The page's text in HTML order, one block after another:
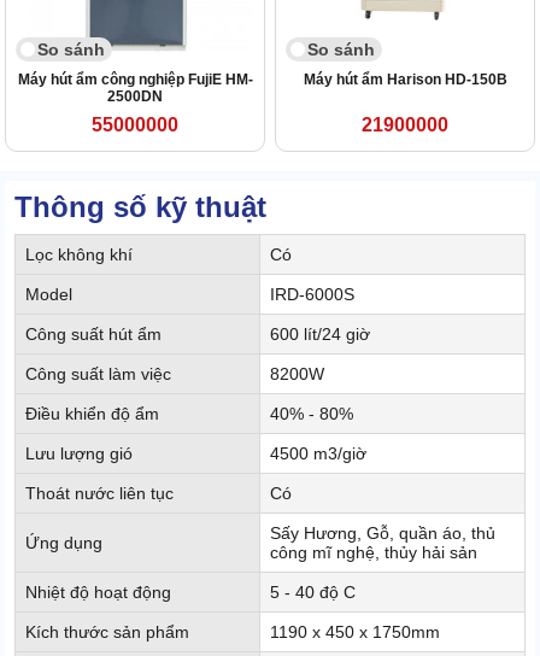
So sánh
Máy hút ẩm công nghiệp FujiE HM-
2500DN
55000000
So sánh
Máy hút ẩm Harison HD-150B
21900000
Thông số kỹ thuật
Lọc không khí Có
Model IRD-6000S
Công suất hút ẩm 600 lít/24 giờ
Công suất làm việc 8200W
Điều khiển độ ẩm 40% - 80%
Lưu lượng gió 4500 m3/giờ
Thoát nước liên tục Có
Ứng dụng
Sấy Hương, Gỗ, quần áo, thủ
công mĩ nghệ, thủy hải sản
Nhiệt độ hoạt động 5 - 40 độ C
Kích thước sản phẩm 1190 x 450 x 1750mm